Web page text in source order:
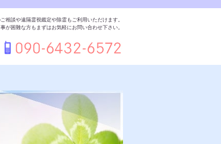
相談や遠隔霊視鑑定や除霊もご利用いただけます。
が困難な方もまずはお気軽にお問い合わせ下さい。